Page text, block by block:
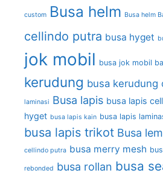
custom Busa helm Busa helm
cellindo putra busa hyget
jok mobil busa jok mobil
kerudung busa kerudung
laminasi Busa lapis busa lapis
hyget busa lapis kain busa lapis
busa lapis trikot Busa
cellindo putra busa merry mesh
rebonded busa rollan busa